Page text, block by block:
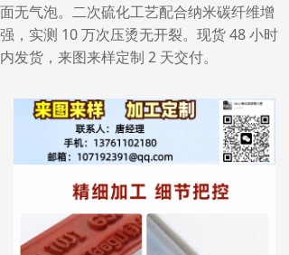
面无气泡。二次硫化工艺配合纳米碳纤维增
强，实测 10 万次压烫无开裂。现货 48 小时
内发货，来图来样定制 2 天交付。